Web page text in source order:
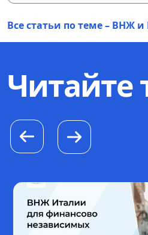
Все статьи по теме – ВНЖ
Читайте